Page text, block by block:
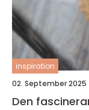
inspiration
02. September 2025
Den